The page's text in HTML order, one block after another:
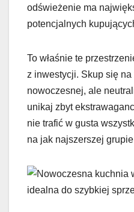
odświeżenie ma
potencjalnych
To właśnie te
z inwestycji. Skup się
nowoczesnej, ale
unikaj zbyt
nie trafić w gusta
na jak najszerszej